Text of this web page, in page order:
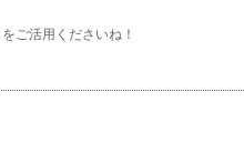
をご活用くださいね！